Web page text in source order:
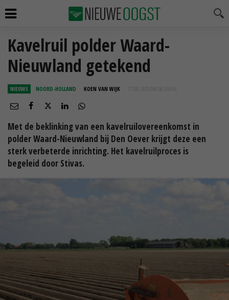
Kavelruil polder Waard-
Nieuwland getekend
NIEUWS NOORD-HOLLAND KOEN VAN WIJK 17 DEC 2015 OM 08:23
Met de beklinking van een kavelruilovereenkomst in
polder Waard-Nieuwland bij Den Oever krijgt deze een
sterk verbeterde inrichting. Het kavelruilproces is
begeleid door Stivas.